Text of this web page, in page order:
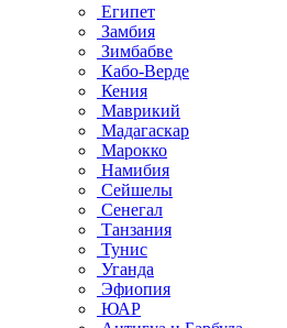
Египет
Замбия
Зимбабве
Кабо-Верде
Кения
Маврикий
Мадагаскар
Марокко
Намибия
Сейшелы
Сенегал
Танзания
Тунис
Уганда
Эфиопия
ЮАР